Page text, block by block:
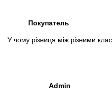
Покупатель
У чому різниця між різними
Admin